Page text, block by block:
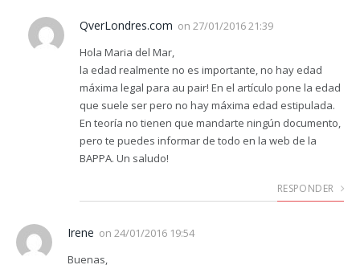
QverLondres.com on 27/01/2016 21:39
Hola Maria del Mar,
la edad realmente no es importante, no hay edad
máxima legal para au pair! En el artículo pone la edad
que suele ser pero no hay máxima edad estipulada.
En teoría no tienen que mandarte ningún documento,
pero te puedes informar de todo en la web de la
BAPPA. Un saludo!
RESPONDER
Irene on 24/01/2016 19:54
Buenas,